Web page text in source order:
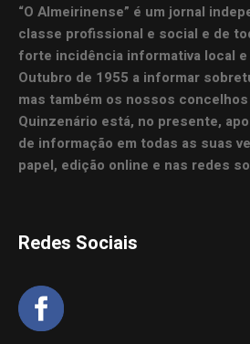
“O Almeirinense” é um jornal
classe profissional e social e de
forte incidência informativa local e
Outubro de 1955 a informar
mas também os nossos
Quinzenário está, no presente,
de informação em todas as suas
papel, edição online e nas redes
Redes Sociais